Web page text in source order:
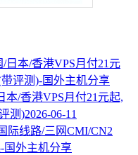
本/香港VPS月付21元起,
测)2026-06-11